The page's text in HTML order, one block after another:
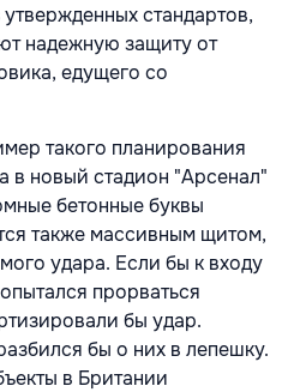
стандартов,
надежную защиту от
едущего со
такого планирования
в новый стадион "Арсенал"
бетонные буквы
также массивным щитом,
удара. Если бы к входу
прорваться
бы удар.
бы о них в лепешку.
в Британии